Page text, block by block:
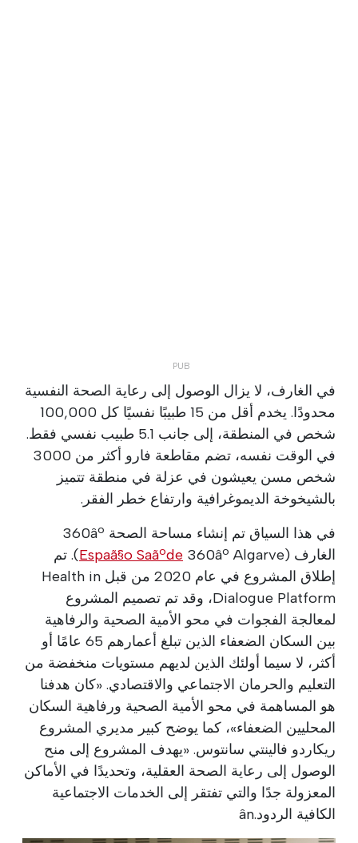
في الغارف، لا يزال الوصول إلى رعاية الصحة النفسية
محدودًا. يخدم أقل من 15 طبيبًا نفسيًا كل 100,000
شخص في المنطقة، إلى جانب 5.1 طبيب نفسي فقط.
في الوقت نفسه، تضم مقاطعة فارو أكثر من 3000
شخص مسن يعيشون في عزلة في منطقة تتميز
بالشيخوخة الديموغرافية وارتفاع خطر الفقر.
في هذا السياق تم إنشاء مساحة الصحة 360âº
الغارف (
Espaã§o Saãºde360âº Algarve). تم
إطلاق المشروع في عام 2020 من قبل Health in
Dialogue Platform، وقد تم تصميم المشروع
لمعالجة الفجوات في محو الأمية الصحية والرفاهية
بين السكان الضعفاء الذين تبلغ أعمارهم 65 عامًا أو
أكثر، لا سيما أولئك الذين لديهم مستويات منخفضة من
التعليم والحرمان الاجتماعي والاقتصادي. «كان هدفنا
هو المساهمة في محو الأمية الصحية ورفاهية السكان
المحليين الضعفاء»، كما يوضح كبير مديري المشروع
ريكاردو فالينتي سانتوس. «يهدف المشروع إلى منح
الوصول إلى رعاية الصحة العقلية، وتحديدًا في الأماكن
المعزولة جدًا والتي تفتقر إلى الخدمات الاجتماعية
الكافية الردود.ân